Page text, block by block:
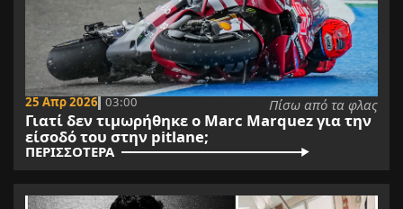
25 Απρ 2026 03:00 Πίσω από τα φλας
Γιατί δεν τιμωρήθηκε ο Marc Marquez για την
είσοδό του στην pitlane;
ΠΕΡΙΣΣΟΤΕΡΑ